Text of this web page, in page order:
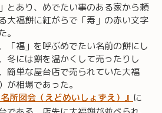
とあり、めでたい事のある家から頼
大福餅に紅がらで「寿」の赤い文字
。
「福」を呼ぶめでたい名前の餅にし
冬には餅を温かくして売ったりし
簡単な屋台店で売られていた大福
が相場であった。
名所図会（えどめいしょずえ）』 に